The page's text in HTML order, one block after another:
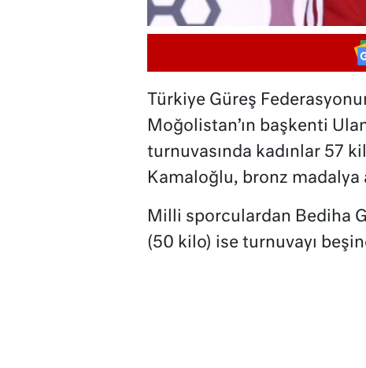
Türkiye Güreş
Moğolistan’ın başkenti
turnuvasında kadınlar 57
Kamaloğlu, bronz madalya
Milli sporculardan Bediha
(50 kilo) ise turnuvayı